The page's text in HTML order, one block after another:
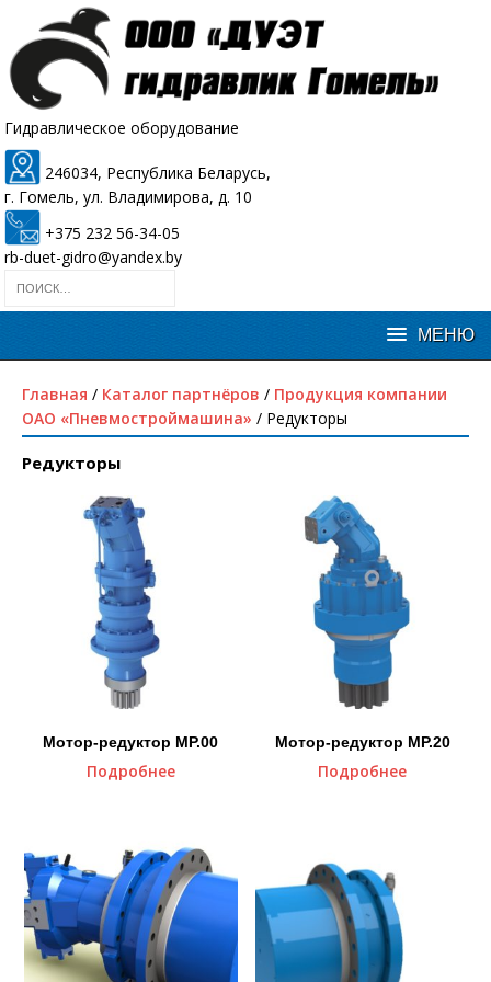
Гидравлическое оборудование
246034, Республика Беларусь,
г. Гомель, ул. Владимирова, д. 10
+375 232 56-34-05
rb-duet-gidro@yandex.by
Главная / Каталог партнёров / Продукция компании
ОАО «Пневмостроймашина» / Редукторы
Редукторы
Мотор-редуктор MP.00
Подробнее
Мотор-редуктор MP.20
Подробнее